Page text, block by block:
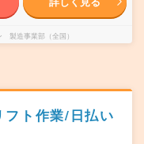
製造事業部（全国）
フト作業/日払い